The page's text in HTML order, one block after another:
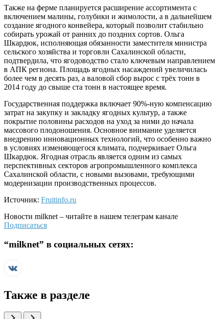
Также на ферме планируется расширение ассортимента с
включением малины, голубики и жимолости, а в дальнейшем
создание ягодного конвейера, который позволит стабильно
собирать урожай от ранних до поздних сортов. Ольга
Шкардюк, исполняющая обязанности заместителя министра
сельского хозяйства и торговли Сахалинской области,
подтвердила, что ягодоводство стало ключевым направлением
в АПК региона. Площадь ягодных насаждений увеличилась
более чем в десять раз, а валовой сбор вырос с трёх тонн в
2014 году до свыше ста тонн в настоящее время.
Государственная поддержка включает 90%-ную компенсацию
затрат на закупку и закладку ягодных культур, а также
покрытие половины расходов на уход за ними до начала
массового плодоношения. Основное внимание уделяется
внедрению инновационных технологий, что особенно важно
в условиях изменяющегося климата, подчеркивает Ольга
Шкардюк. Ягодная отрасль является одним из самых
перспективных секторов агропромышленного комплекса
Сахалинской области, с новыми вызовами, требующими
модернизации производственных процессов.
Источник: Fruitinfo.ru
Новости milknet – читайте в нашем телеграм канале
Подписаться
“milknet” в социальных сетях:
Также в разделе